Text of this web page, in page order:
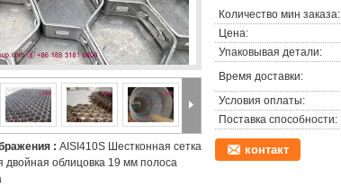
: AISI410S Шестконная сетка
двойная облицовка 19 мм полоса
Количество мин заказа:
Цена:
Упаковывая детали:
Время доставки:
Условия оплаты:
Поставка способности:
контакт